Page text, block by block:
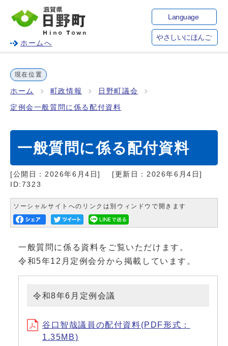
ホームへ
Language
やさしいにほんご
現在位置
ホーム 町政情報 日野町議会
定例会一般質問に係る配付資料
一般質問に係る配付資料
[公開日： 2026年6月4日] [更新日： 2026年6月4日]
ID:7323
ソーシャルサイトへのリンクは別ウィンドウで開きます
一般質問に係る資料をご覧いただけます。
令和5年12月定例会分から掲載しています。
令和8年6月定例会議
谷口智哉議員の配付資料(PDF形式：
1.35MB)